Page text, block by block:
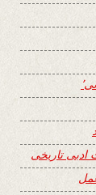
ادبی تاریخی